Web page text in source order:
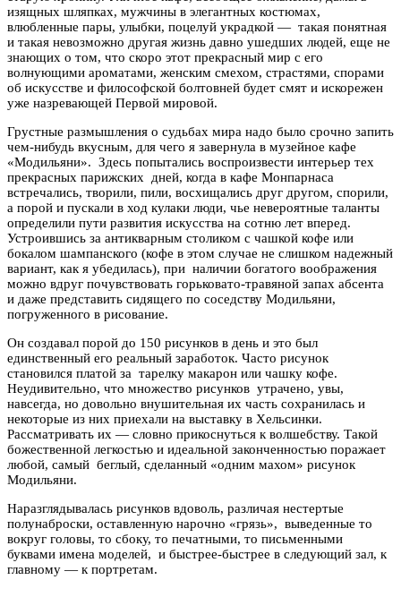
изящных шляпках, мужчины в элегантных костюмах,
влюбленные пары, улыбки, поцелуй украдкой — такая понятная
и такая невозможно другая жизнь давно ушедших людей, еще не
знающих о том, что скоро этот прекрасный мир с его
волнующими ароматами, женским смехом, страстями, спорами
об искусстве и философской болтовней будет смят и искорежен
уже назревающей Первой мировой.
Грустные размышления о судьбах мира надо было срочно запить
чем-нибудь вкусным, для чего я завернула в музейное кафе
«Модильяни». Здесь попытались воспроизвести интерьер тех
прекрасных парижских дней, когда в кафе Монпарнаса
встречались, творили, пили, восхищались друг другом, спорили,
а порой и пускали в ход кулаки люди, чье невероятные таланты
определили пути развития искусства на сотню лет вперед.
Устроившись за антикварным столиком с чашкой кофе или
бокалом шампанского (кофе в этом случае не слишком надежный
вариант, как я убедилась), при наличии богатого воображения
можно вдруг почувствовать горьковато-травяной запах абсента
и даже представить сидящего по соседству Модильяни,
погруженного в рисование.
Он создавал порой до 150 рисунков в день и это был
единственный его реальный заработок. Часто рисунок
становился платой за тарелку макарон или чашку кофе.
Неудивительно, что множество рисунков утрачено, увы,
навсегда, но довольно внушительная их часть сохранилась и
некоторые из них приехали на выставку в Хельсинки.
Рассматривать их — словно прикоснуться к волшебству. Такой
божественной легкостью и идеальной законченностью поражает
любой, самый беглый, сделанный «одним махом» рисунок
Модильяни.
Наразглядывалась рисунков вдоволь, различая нестертые
полунаброски, оставленную нарочно «грязь», выведенные то
вокруг головы, то сбоку, то печатными, то письменными
буквами имена моделей, и быстрее-быстрее в следующий зал, к
главному — к портретам.